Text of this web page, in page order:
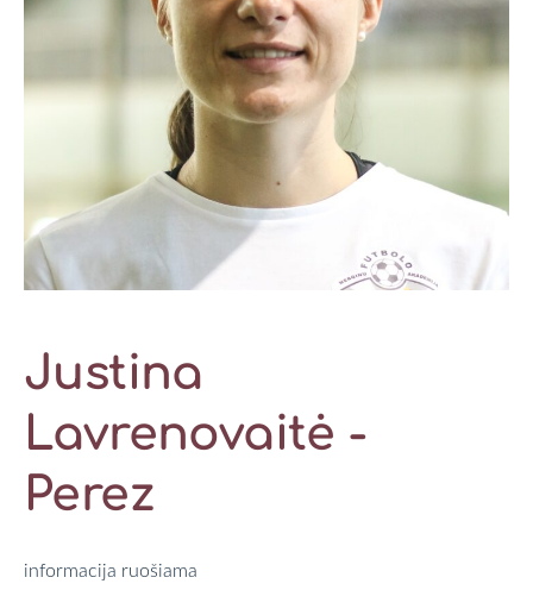
Justina
Lavrenovaitė -
Perez
informacija ruošiama